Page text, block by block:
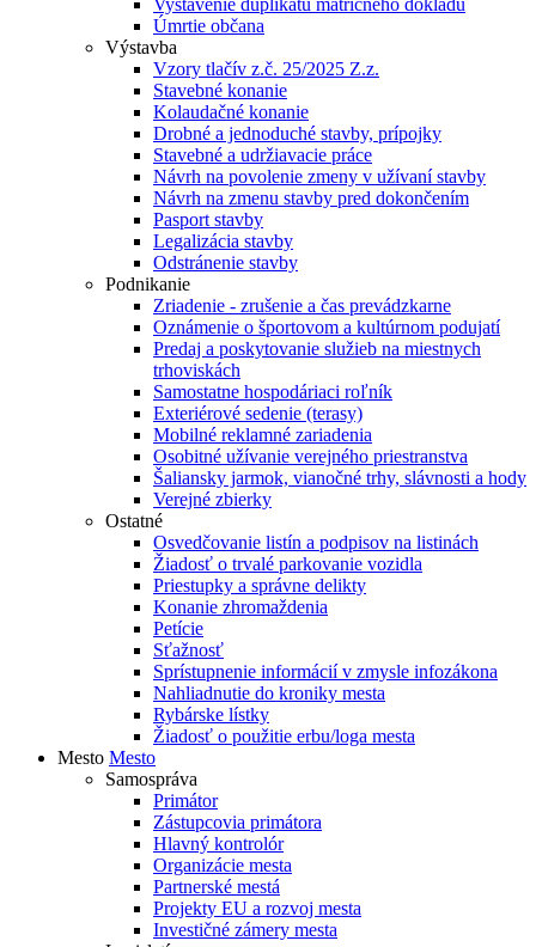
Vystavenie duplikátu matričného dokladu
Úmrtie občana
Výstavba
Vzory tlačív z.č. 25/2025 Z.z.
Stavebné konanie
Kolaudačné konanie
Drobné a jednoduché stavby, prípojky
Stavebné a udržiavacie práce
Návrh na povolenie zmeny v užívaní stavby
Návrh na zmenu stavby pred dokončením
Pasport stavby
Legalizácia stavby
Odstránenie stavby
Podnikanie
Zriadenie - zrušenie a čas prevádzkarne
Oznámenie o športovom a kultúrnom podujatí
Predaj a poskytovanie služieb na miestnych
trhoviskách
Samostatne hospodáriaci roľník
Exteriérové sedenie (terasy)
Mobilné reklamné zariadenia
Osobitné užívanie verejného priestranstva
Šaliansky jarmok, vianočné trhy, slávnosti a hody
Verejné zbierky
Ostatné
Osvedčovanie listín a podpisov na listinách
Žiadosť o trvalé parkovanie vozidla
Priestupky a správne delikty
Konanie zhromaždenia
Petície
Sťažnosť
Sprístupnenie informácií v zmysle infozákona
Nahliadnutie do kroniky mesta
Rybárske lístky
Žiadosť o použitie erbu/loga mesta
Mesto Mesto
Samospráva
Primátor
Zástupcovia primátora
Hlavný kontrolór
Organizácie mesta
Partnerské mestá
Projekty EU a rozvoj mesta
Investičné zámery mesta